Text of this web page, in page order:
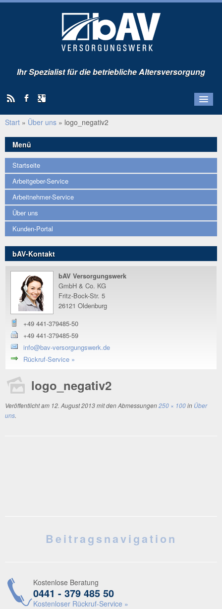
Ihr Spezialist für die betriebliche Altersversorgung
Arbeitgeber-Service
Arbeitnehmer-Service
Start » Über uns » logo_negativ2
Menü
Startseite
Arbeitgeber-Service
Arbeitnehmer-Service
Über uns
Kunden-Portal
bAV-Kontakt
bAV Versorgungswerk
GmbH & Co. KG
Fritz-Bock-Str. 5
26121 Oldenburg
+49 441-379485-50
+49 441-379485-59
info@bav-versorgungswerk.de
Rückruf-Service »
logo_negativ2
Veröffentlicht am 12. August 2013mit den Abmessungen250 × 100in Über
uns.
Beitragsnavigation
Kostenlose Beratung
0441 - 379 485 50
Kostenloser Rückruf-Service »